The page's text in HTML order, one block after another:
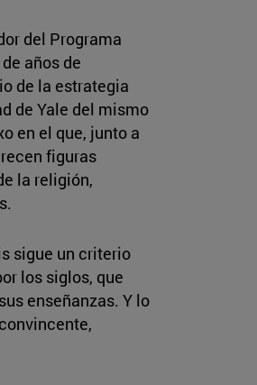
del Programa
años de
de la estrategia
de Yale del mismo
en el que, junto a
figuras
la religión,
sigue un criterio
los siglos, que
enseñanzas. Y lo